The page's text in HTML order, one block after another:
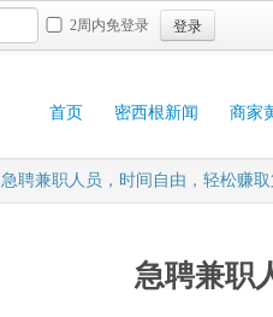
2周内免登录 登录
首页 密西根新闻 商家
急聘兼职人员，时间自由，轻松赚
急聘兼职